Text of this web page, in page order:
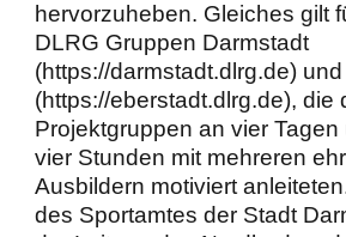
hervorzuheben. Gleiches gilt
DLRG Gruppen Darmstadt
(https://darmstadt.dlrg.de)
(https://eberstadt.dlrg.de), die
Projektgruppen an vier Tagen
vier Stunden mit mehreren
Ausbildern motiviert
des Sportamtes der Stadt